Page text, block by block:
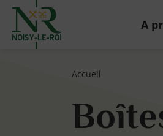
A
Accueil
Page d'accueil du site